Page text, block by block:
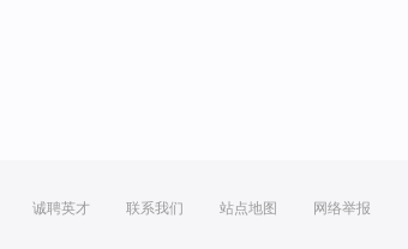
诚聘英才 联系我们 站点地图 网络举报